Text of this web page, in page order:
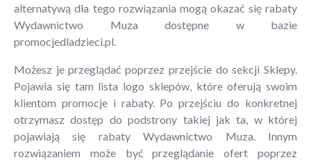
alternatywą dla tego rozwiązania mogą okazać się rabaty
Wydawnictwo Muza dostępne w bazie
promocjedladzieci.pl.
Możesz je przeglądać poprzez przejście do sekcji Sklepy.
Pojawia się tam lista logo sklepów, które oferują swoim
klientom promocje i rabaty. Po przejściu do konkretnej
otrzymasz dostęp do podstrony takiej jak ta, w której
pojawiają się rabaty Wydawnictwo Muza. Innym
rozwiązaniem może być przeglądanie ofert poprzez